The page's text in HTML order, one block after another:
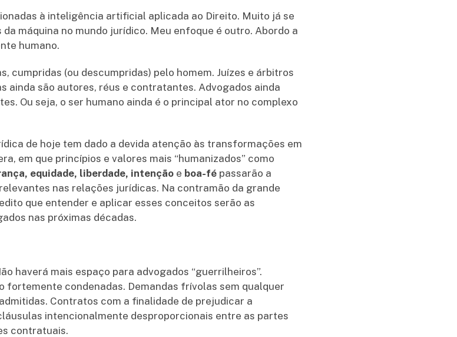
à inteligência artificial aplicada ao Direito. Muito já se
máquina no mundo jurídico. Meu enfoque é outro. Abordo a
humano.
cumpridas (ou descumpridas) pelo homem. Juízes e árbitros
ainda são autores, réus e contratantes. Advogados ainda
Ou seja, o ser humano ainda é o principal ator no complexo
de hoje tem dado a devida atenção às transformações em
em que princípios e valores mais “humanizados” como
equidade, liberdade, intenção e boa-fé passarão a
nas relações jurídicas. Na contramão da grande
que entender e aplicar esses conceitos serão as
nas próximas décadas.
haverá mais espaço para advogados “guerrilheiros”.
fortemente condenadas. Demandas frívolas sem qualquer
Contratos com a finalidade de prejudicar a
intencionalmente desproporcionais entre as partes
contratuais.